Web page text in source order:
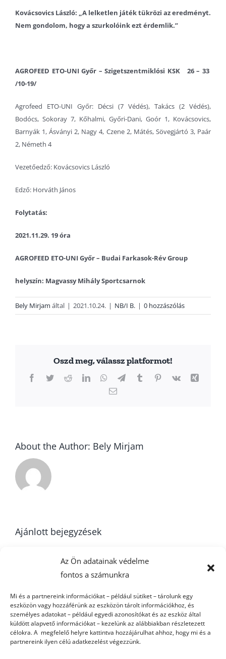
Az Ön adatainak védelme
fontos a számunkra
Mi és a partnereink információkat – például sütiket – tárolunk egy
eszközön vagy hozzáférünk az eszközön tárolt információkhoz, és
személyes adatokat – például egyedi azonosítókat és az eszköz által
küldött alapvető információkat – kezelünk az alábbiakban részletezett
célokra. A megfelelő helyre kattintva hozzájárulhat ahhoz, hogy mi és a
partnereink ilyen célú adatkezelést végezzünk.
Kovácsovics László: „A lelketlen játék tükrözi az eredményt.
Nem gondolom, hogy a szurkolóink ezt érdemlik.”
AGROFEED ETO-UNI Győr – Szigetszentmiklósi KSK 26 – 33
/10-19/
Agrofeed ETO-UNI Győr: Décsi (7 Védés), Takács (2 Védés),
Bodócs, Sokoray 7, Kőhalmi, Győri-Dani, Goór 1, Kovácsovics,
Barnyák 1, Ásványi 2, Nagy 4, Czene 2, Mátés, Sövegjártó 3, Paár
2, Németh 4
Vezetőedző: Kovácsovics László
Edző: Horváth János
Folytatás:
2021.11.29. 19 óra
AGROFEED ETO-UNI Győr – Budai Farkasok-Rév Group
helyszín: Magvassy Mihály Sportcsarnok
Bely Mirjam által | 2021.10.24. | NB/I B. | 0 hozzászólás
Oszd meg, válassz platformot!
Facebook
TwitterRedditLinkedInWhatsApp
TelegramTumblrPinterest
Vk
Xing
Email:
About the Author: Bely Mirjam
Ajánlott bejegyzések
csapat
szombaton
hozott nekünk a
Húsvéti nyúl
Balatonfüredről